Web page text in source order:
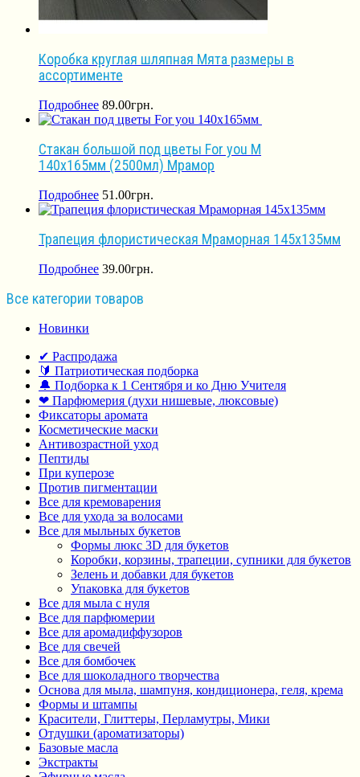
Коробка круглая шляпная Мята размеры в
ассортименте
Подробнее 89.00грн.
Стакан большой под цветы For you М
140х165мм (2500мл) Мрамор
Подробнее 51.00грн.
Трапеция флористическая Мраморная 145х135мм
Подробнее 39.00грн.
Все категории товаров
Новинки
✔ Распродажа
🔰 Патриотическая подборка
🔔 Подборка к 1 Сентября и ко Дню Учителя
❤ Парфюмерия (духи нишевые, люксовые)
Фиксаторы аромата
Косметические маски
Антивозрастной уход
Пептиды
При куперозе
Против пигментации
Все для кремоварения
Все для ухода за волосами
Все для мыльных букетов
Формы люкс 3D для букетов
Коробки, корзины, трапеции, супники для букетов
Зелень и добавки для букетов
Упаковка для букетов
Все для мыла с нуля
Все для парфюмерии
Все для аромадиффузоров
Все для свечей
Все для бомбочек
Все для шоколадного творчества
Основа для мыла, шампуня, кондиционера, геля, крема
Формы и штампы
Красители, Глиттеры, Перламутры, Мики
Отдушки (ароматизаторы)
Базовые масла
Экстракты